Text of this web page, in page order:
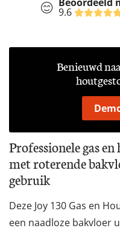
9.6
Benieuwd
Professionele gas
met roterende
gebruik
Deze Joy 130 Gas en
een naadloze bakvloer